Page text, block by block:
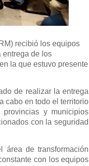
recibió los equipos
entrega de los
la que estuvo presente
de realizar la entrega
cabo en todo el territorio
y municipios
con la seguridad
área de transformación
con los equipos